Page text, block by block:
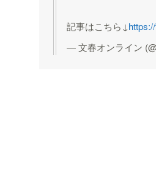
記事はこちら↓
— 文春オンライン